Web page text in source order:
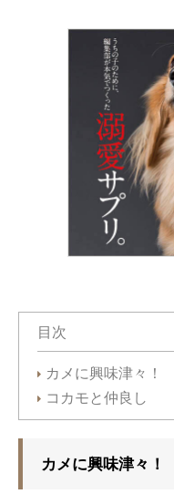
目次
カメに興味津々！
コカモと仲良し
カメに興味津々！